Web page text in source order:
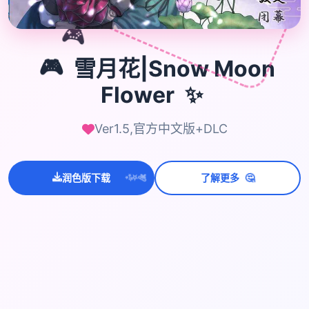
🎮
🎮 雪月花|Snow Moon
Flower ✨
Ver1.5,官方中文版+DLC
润色版下载 ✨
⭐💫 了解更多 🤔